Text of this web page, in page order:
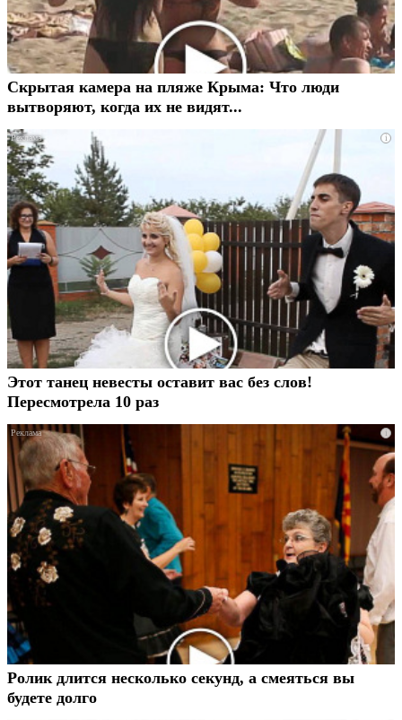
Скрытая камера на пляже Крыма: Что люди
вытворяют, когда их не видят...
i
Этот танец невесты оставит вас без слов!
Пересмотрела 10 раз
i
Ролик длится несколько секунд, а смеяться вы
будете долго